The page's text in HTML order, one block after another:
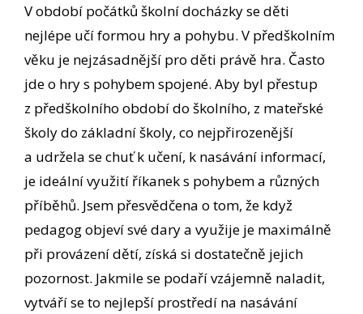
V období počátků školní docházky se děti
nejlépe učí formou hry a pohybu. V předškolním
věku je nejzásadnější pro děti právě hra. Často
jde o hry s pohybem spojené. Aby byl přestup
z předškolního období do školního, z mateřské
školy do základní školy, co nejpřirozenější
a udržela se chuť k učení, k nasávání informací,
je ideální využití říkanek s pohybem a různých
příběhů. Jsem přesvědčena o tom, že když
pedagog objeví své dary a využije je maximálně
při provázení dětí, získá si dostatečně jejich
pozornost. Jakmile se podaří vzájemně naladit,
vytváří se to nejlepší prostředí na nasávání